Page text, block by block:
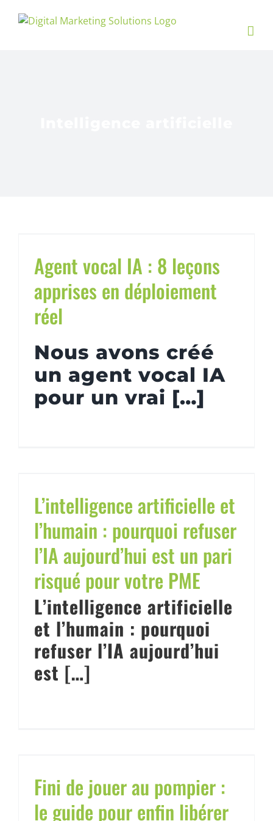
Agent vocal IA : 8 leçons
apprises en déploiement
réel
Nous avons créé
un agent vocal IA
pour un vrai […]
L’intelligence artificielle et
l’humain : pourquoi refuser
l’IA aujourd’hui est un pari
risqué pour votre PME
L’intelligence artificielle
et l’humain : pourquoi
refuser l’IA aujourd’hui
est […]
Fini de jouer au pompier :
le guide pour enfin libérer